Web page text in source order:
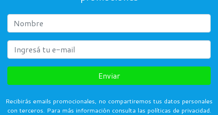
Enviar
Recibirás emails promocionales, no compartiremos tus datos personales
con terceros. Para más información consulta las políticas de privacidad.